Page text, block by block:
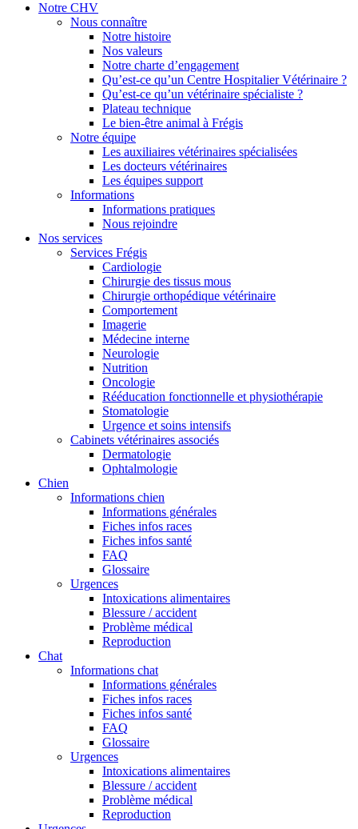
Notre CHV
Nous connaître
Notre histoire
Nos valeurs
Notre charte d’engagement
Qu’est-ce qu’un Centre Hospitalier Vétérinaire ?
Qu’est-ce qu’un vétérinaire spécialiste ?
Plateau technique
Le bien-être animal à Frégis
Notre équipe
Les auxiliaires vétérinaires spécialisées
Les docteurs vétérinaires
Les équipes support
Informations
Informations pratiques
Nous rejoindre
Nos services
Services Frégis
Cardiologie
Chirurgie des tissus mous
Chirurgie orthopédique vétérinaire
Comportement
Imagerie
Médecine interne
Neurologie
Nutrition
Oncologie
Rééducation fonctionnelle et physiothérapie
Stomatologie
Urgence et soins intensifs
Cabinets vétérinaires associés
Dermatologie
Ophtalmologie
Chien
Informations chien
Informations générales
Fiches infos races
Fiches infos santé
FAQ
Glossaire
Urgences
Intoxications alimentaires
Blessure / accident
Problème médical
Reproduction
Chat
Informations chat
Informations générales
Fiches infos races
Fiches infos santé
FAQ
Glossaire
Urgences
Intoxications alimentaires
Blessure / accident
Problème médical
Reproduction